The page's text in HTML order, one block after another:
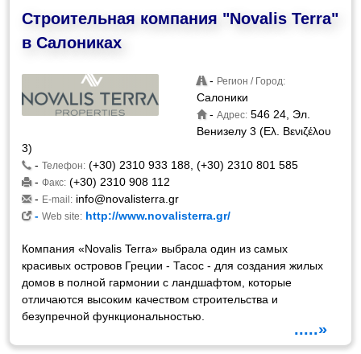
Строительная компания "Novalis Terra"
в Салониках
- Регион / Город:
Салоники
-Адрес: 546 24, Эл.
Венизелу 3 (Ελ. Βενιζέλου
3)
-Телефон: (+30) 2310 933 188, (+30) 2310 801 585
-Факс: (+30) 2310 908 112
- E-mail: info@novalisterra.gr
-Web site: http://www.novalisterra.gr/
Компания «Novalis Terra» выбрала один из самых
красивых островов Греции - Тасос - для создания жилых
домов в полной гармонии с ландшафтом, которые
отличаются высоким качеством строительства и
безупречной функциональностью.
.....»